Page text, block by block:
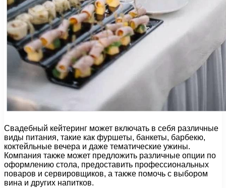
Свадебный кейтеринг может включать в себя различные
виды питания, такие как фуршеты, банкеты, барбекю,
коктейльные вечера и даже тематические ужины.
Компания также может предложить различные опции по
оформлению стола, предоставить профессиональных
поваров и сервировщиков, а также помочь с выбором
вина и других напитков.